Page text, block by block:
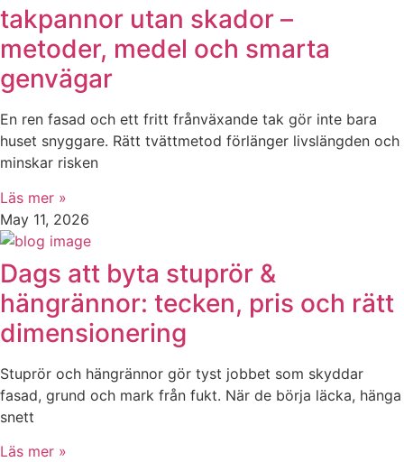
takpannor utan skador –
metoder, medel och smarta
genvägar
En ren fasad och ett fritt frånväxande tak gör inte bara
huset snyggare. Rätt tvättmetod förlänger livslängden och
minskar risken
Läs mer »
May 11, 2026
Dags att byta stuprör &
hängrännor: tecken, pris och rätt
dimensionering
Stuprör och hängrännor gör tyst jobbet som skyddar
fasad, grund och mark från fukt. När de börja läcka, hänga
snett
Läs mer »